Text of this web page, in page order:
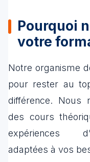
Pourquoi
votre
Notre organisme
pour rester au
différence. Nous
des cours
expériences
adaptées à vos